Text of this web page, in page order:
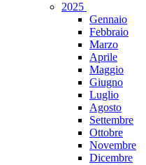
2025
Gennaio
Febbraio
Marzo
Aprile
Maggio
Giugno
Luglio
Agosto
Settembre
Ottobre
Novembre
Dicembre